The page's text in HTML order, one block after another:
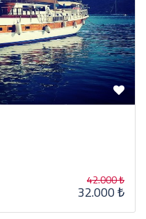
42.000 ₺
32.000 ₺